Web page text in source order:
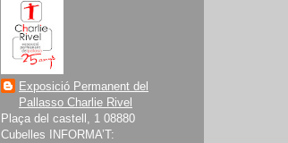
Exposició Permanent del
Pallasso Charlie Rivel
Plaça del castell, 1 08880
Cubelles INFORMA’T: